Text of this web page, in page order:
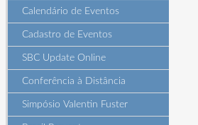
Calendário de Eventos
Cadastro de Eventos
SBC Update Online
Conferência à Distância
Simpósio Valentin Fuster